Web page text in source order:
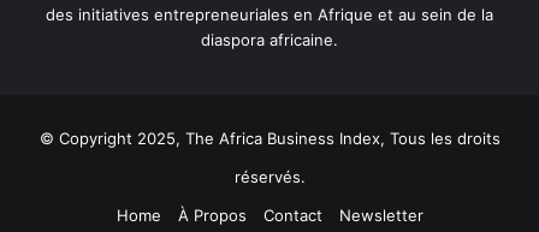
des initiatives entrepreneuriales en Afrique et au sein de la
diaspora africaine.
© Copyright 2025, The Africa Business Index, Tous les droits
réservés.
Home
À Propos Contact Newsletter